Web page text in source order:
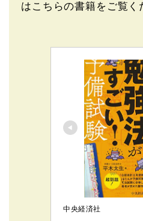
はこちらの書籍をご覧く
中央経済社